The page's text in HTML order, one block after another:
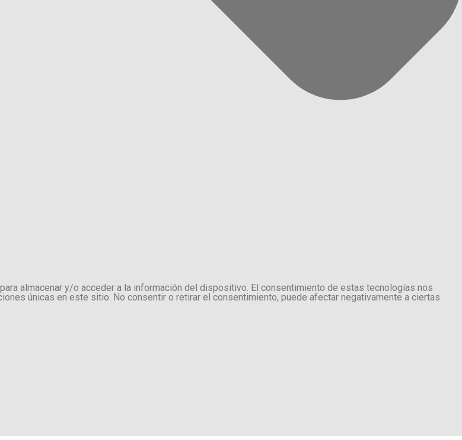
almacenar y/o acceder a la información del dispositivo. El consentimiento de estas tecnologías nos
únicas en este sitio. No consentir o retirar el consentimiento, puede afectar negativamente a ciertas